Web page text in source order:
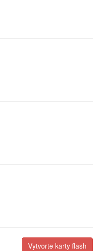
Vytvorte karty flash